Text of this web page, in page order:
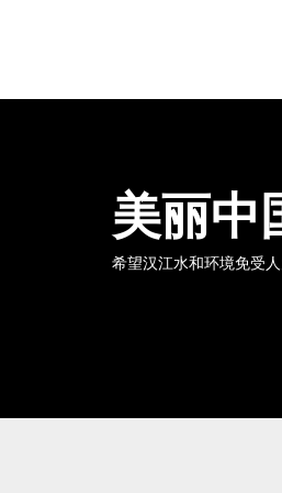
美丽中
希望汉江水和环境免受